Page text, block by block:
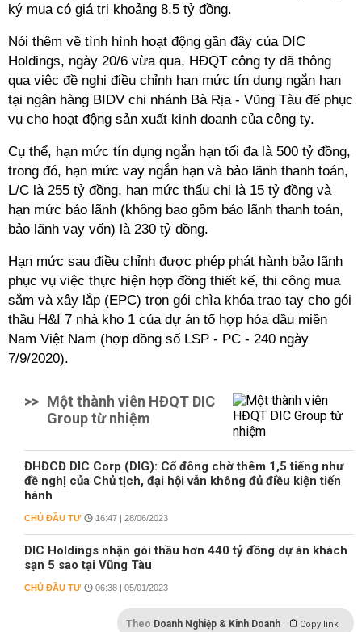
ký mua có giá trị khoảng 8,5 tỷ đồng.
Nói thêm về tình hình hoạt động gần đây của DIC
Holdings, ngày 20/6 vừa qua, HĐQT công ty đã thông
qua việc đề nghị điều chỉnh hạn mức tín dụng ngắn hạn
tại ngân hàng BIDV chi nhánh Bà Rịa - Vũng Tàu để phục
vụ cho hoạt động sản xuất kinh doanh của công ty.
Cụ thể, hạn mức tín dụng ngắn hạn tối đa là 500 tỷ đồng,
trong đó, hạn mức vay ngắn hạn và bảo lãnh thanh toán,
L/C là 255 tỷ đồng, hạn mức thấu chi là 15 tỷ đồng và
hạn mức bảo lãnh (không bao gồm bảo lãnh thanh toán,
bảo lãnh vay vốn) là 230 tỷ đồng.
Hạn mức sau điều chỉnh được phép phát hành bảo lãnh
phục vụ việc thực hiện hợp đồng thiết kế, thi công mua
sắm và xây lắp (EPC) trọn gói chìa khóa trao tay cho gói
thầu H&I 7 nhà kho 1 của dự án tổ hợp hóa dầu miền
Nam Việt Nam (hợp đồng số LSP - PC - 240 ngày
7/9/2020).
>> Một thành viên HĐQT DIC
Group từ nhiệm
ĐHĐCĐ DIC Corp (DIG): Cổ đông chờ thêm 1,5 tiếng như
đề nghị của Chủ tịch, đại hội vẫn không đủ điều kiện tiến
hành
CHỦ ĐẦU TƯ 16:47 | 28/06/2023
DIC Holdings nhận gói thầu hơn 440 tỷ đồng dự án khách
sạn 5 sao tại Vũng Tàu
CHỦ ĐẦU TƯ 06:38 | 05/01/2023
Theo Doanh Nghiệp & Kinh Doanh Copy link